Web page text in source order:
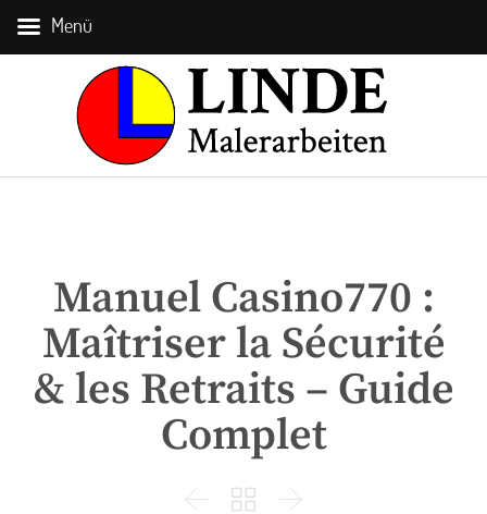
Manuel Casino770 :
Maîtriser la Sécurité
& les Retraits – Guide
Complet
  
Menü